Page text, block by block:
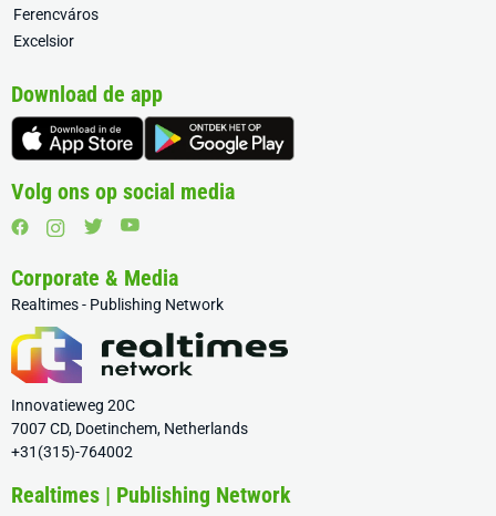
Ferencváros
Excelsior
Download de app
Volg ons op social media
Corporate & Media
Realtimes - Publishing Network
Innovatieweg 20C
7007 CD, Doetinchem, Netherlands
+31(315)-764002
Realtimes | Publishing Network